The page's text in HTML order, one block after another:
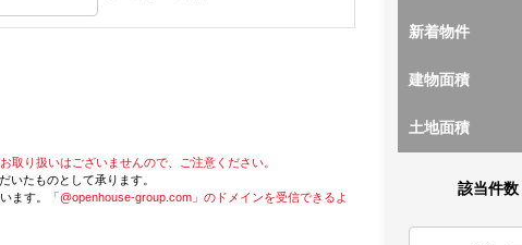
取り扱いはございませんので、ご注意ください。
いたものとして承ります。
ます。
「@openhouse-group.com」のドメインを受信できるよ
新着物件
建物面積
土地面積
該当件数